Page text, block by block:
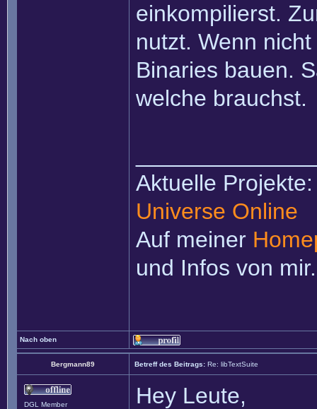
einkompilierst.
nutzt. Wenn
Binaries bauen.
welche brauchst.
Aktuelle
Universe Online
Auf meiner
und Infos von mir.
Nach oben
Bergmann89 Betreff des Beitrags: Re: libTextSuite
DGL Member Hey Leute,